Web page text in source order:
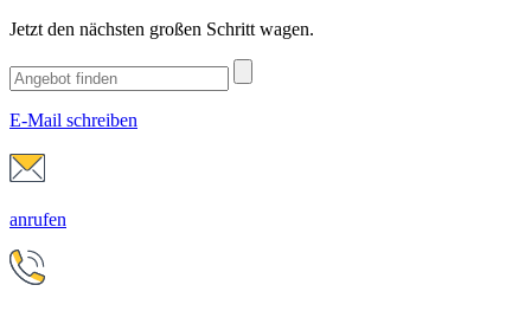
Jetzt den nächsten großen Schritt wagen.
E-Mail schreiben
anrufen